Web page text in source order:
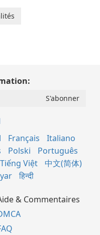
Français
Italiano
Polski
Português
Tiếng Việt
中文(简体)
हिन्दी
& Commentaires